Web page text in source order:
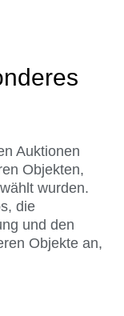
Auktionen
Objekten,
wurden.
die
und den
Objekte an,